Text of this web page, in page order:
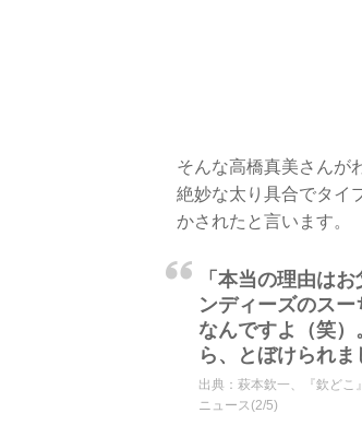
そんな高橋真美さんが
絶妙な太り具合でタイ
かされたと言います。
「本当の理由は
ンディーズのス
なんですよ（笑）
ら、とぼけられま
出典： 萩本欽一、『欽どこ
ニュース(2/5)